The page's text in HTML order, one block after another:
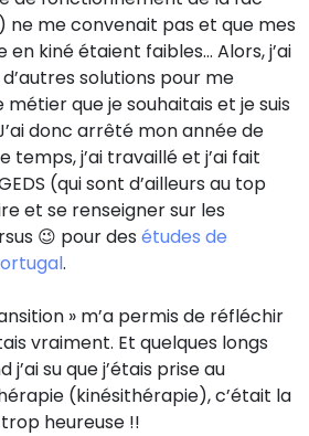
ne me convenait pas et que mes
en kiné étaient faibles… Alors, j’ai
solutions pour me
que je souhaitais et je suis
donc arrêté mon année de
temps, j’ai travaillé et j’ai fait
(qui sont d’ailleurs au top
et se renseigner sur les
😉 pour des études de
.
» m’a permis de réfléchir
vraiment. Et quelques longs
j’ai su que j’étais prise au
(kinésithérapie), c’était la
heureuse !!